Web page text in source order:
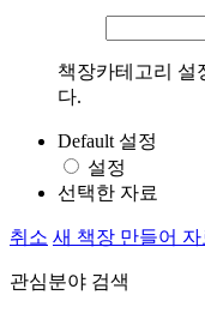
책장카테고리 설
다.
Default 설정
설정
선택한 자료
취소 새 책장 만들어 자
관심분야 검색